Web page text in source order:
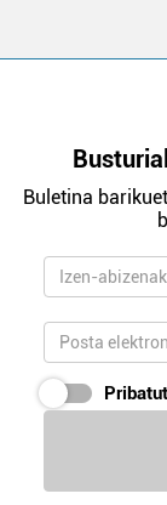
Buletina